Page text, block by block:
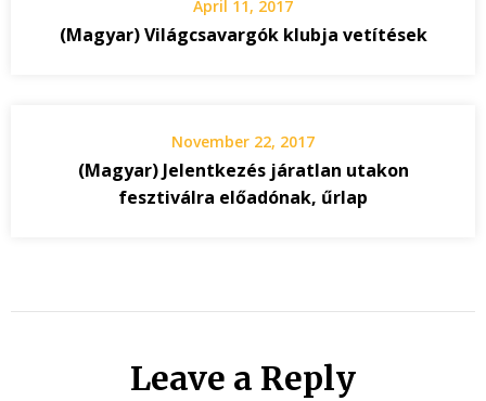
April 11, 2017
(Magyar) Világcsavargók klubja vetítések
November 22, 2017
(Magyar) Jelentkezés járatlan utakon
fesztiválra előadónak, űrlap
Leave a Reply